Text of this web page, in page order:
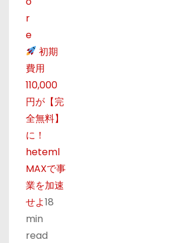
r
e
初期
費用
110,000
円が【完
全無料】
に！
heteml
MAXで事
業を加速
せよ18
min
read